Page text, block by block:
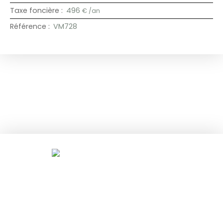
Taxe foncière : 496 € /an
Référence : VM728